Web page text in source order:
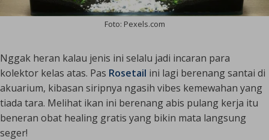
Foto: Pexels.com
Nggak heran kalau jenis ini selalu jadi incaran para
kolektor kelas atas. Pas Rosetail ini lagi berenang santai di
akuarium, kibasan siripnya ngasih vibes kemewahan yang
tiada tara. Melihat ikan ini berenang abis pulang kerja itu
beneran obat healing gratis yang bikin mata langsung
seger!